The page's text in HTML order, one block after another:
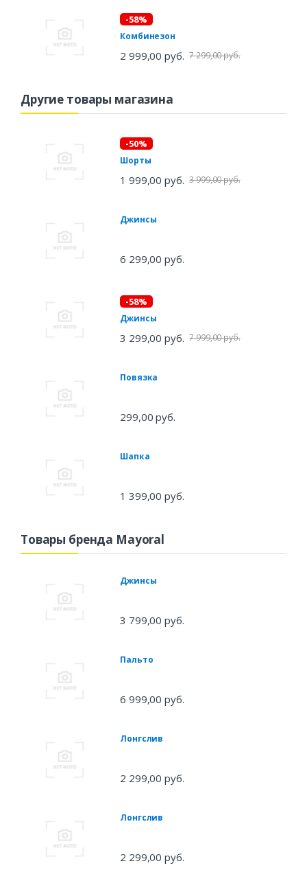
-58%
Комбинезон
2 999,00 руб. 7 299,00 руб.
Другие товары магазина
-50%
Шорты
1 999,00 руб. 3 999,00 руб.
Джинсы
6 299,00 руб.
-58%
Джинсы
3 299,00 руб. 7 999,00 руб.
Повязка
299,00 руб.
Шапка
1 399,00 руб.
Товары бренда Mayoral
Джинсы
3 799,00 руб.
Пальто
6 999,00 руб.
Лонгслив
2 299,00 руб.
Лонгслив
2 299,00 руб.